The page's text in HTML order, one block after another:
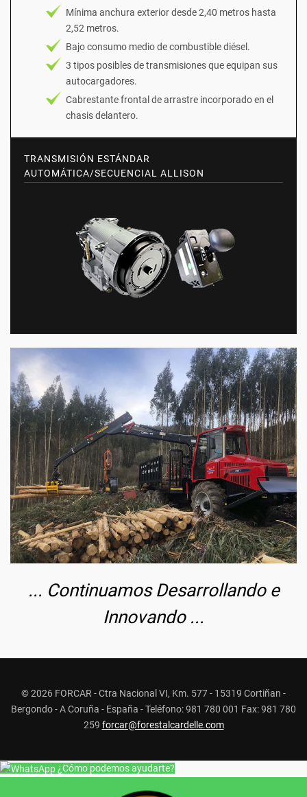
Mínima anchura exterior desde 2,40 metros hasta
2,52 metros.
Bajo consumo medio de combustible diésel.
3 tipos posibles de transmisiones que equipan sus
autocargadores.
Cabrestante frontal de arrastre incorporado en el
chasis delantero.
TRANSMISIÓN ESTÁNDAR
AUTOMÁTICA/SECUENCIAL ALLISON
... Continuamos Desarrollando e
Innovando ...
© 2026 FORCAR - Ctra Nacional VI, Km. 577 - 15319 Cortiñan -
Bergondo - A Coruña - España - Teléfono: 981 780 001 Fax: 981 780
259 forcar@forestalcardelle.com
¿Cómo podemos ayudarte?